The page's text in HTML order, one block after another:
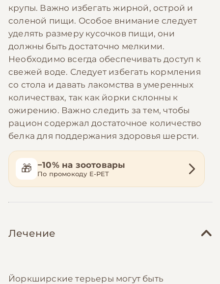
крупы. Важно избегать жирной, острой и
соленой пищи. Особое внимание следует
уделять размеру кусочков пищи, они
должны быть достаточно мелкими.
Необходимо всегда обеспечивать доступ к
свежей воде. Следует избегать кормления
со стола и давать лакомства в умеренных
количествах, так как йорки склонны к
ожирению. Важно следить за тем, чтобы
рацион содержал достаточное количество
белка для поддержания здоровья шерсти.
🎁 −10% на зоотовары
По промокоду E-PET
Лечение
Йоркширские терьеры могут быть